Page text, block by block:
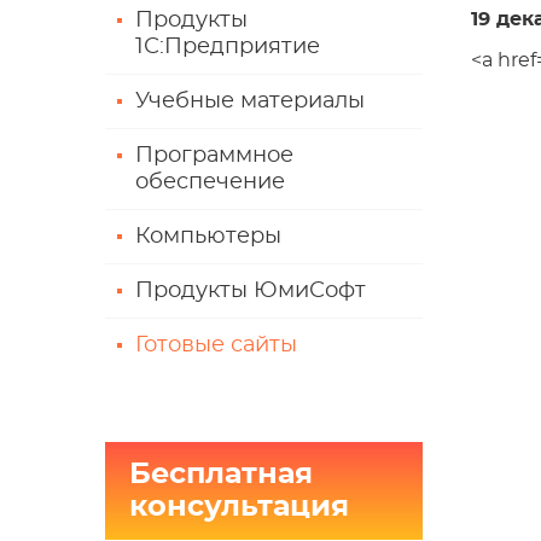
Продукты
1С:Предприятие
Учебные материалы
Программное
обеспечение
Компьютеры
Продукты ЮмиСофт
Готовые сайты
Бесплатная
консультация
19
<a